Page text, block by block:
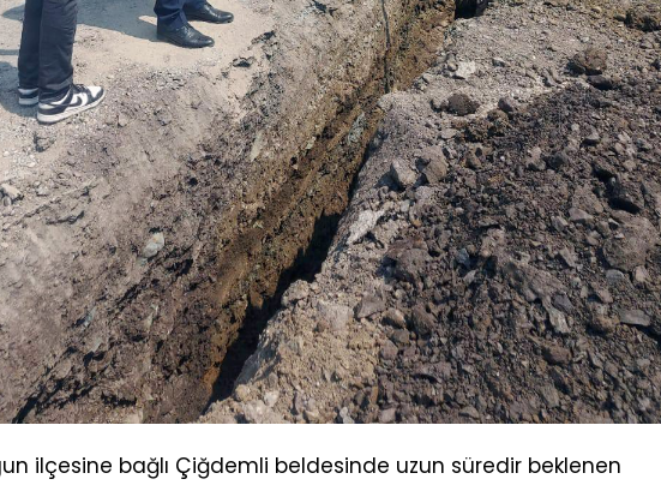
ilçesine bağlı Çiğdemli beldesinde uzun süredir beklenen